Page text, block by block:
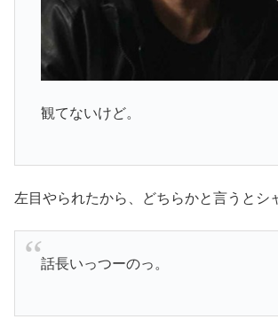
観てないけど。
左目やられたから、どちらかと言うとシ
話長いっつーのっ。